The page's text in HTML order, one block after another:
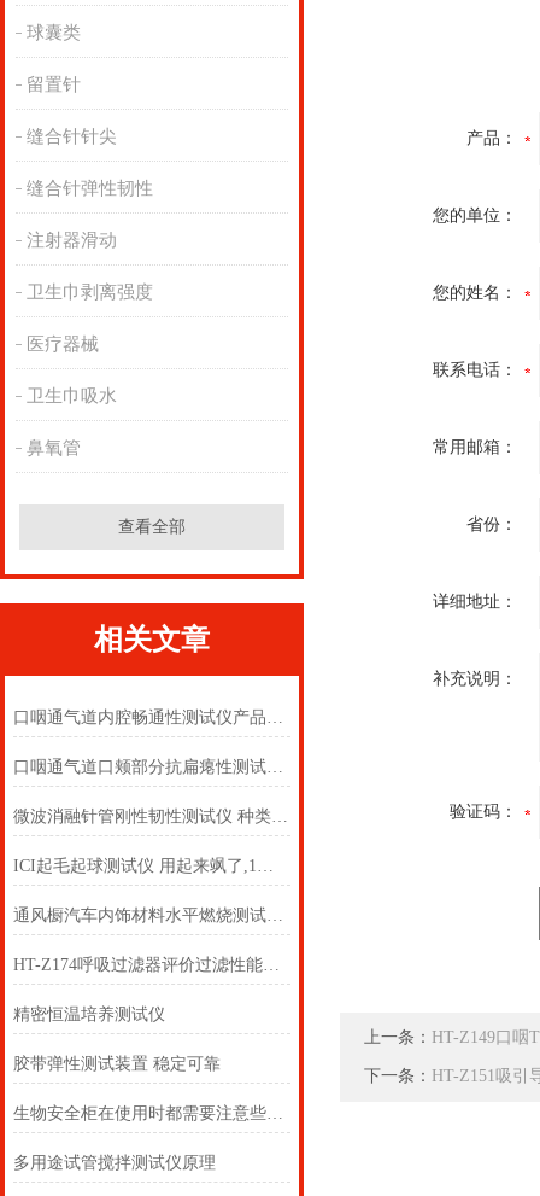
球囊类
留置针
缝合针针尖
缝合针弹性韧性
注射器滑动
卫生巾剥离强度
医疗器械
卫生巾吸水
鼻氧管
查看全部
相关文章
口咽通气道内腔畅通性测试仪产品介绍与说明，上海徽涛
口咽通气道口颊部分抗扁瘪性测试仪产品说明介绍，上海徽涛
微波消融针管刚性韧性测试仪 种类齐全 上海徽涛
ICI起毛起球测试仪 用起来飒了,1小时销量超30万台！上海徽涛！
通风橱汽车内饰材料水平燃烧测试仪 上海徽涛
HT-Z174呼吸过滤器评价过滤性能盐性测试仪
精密恒温培养测试仪
胶带弹性测试装置 稳定可靠
生物安全柜在使用时都需要注意些什么？
多用途试管搅拌测试仪原理
产品：
您的单位：
您的姓名：
联系电话：
常用邮箱：
省份：
详细地址：
补充说明：
验证码：
上一条： HT-Z149口咽
下一条： HT-Z151吸引